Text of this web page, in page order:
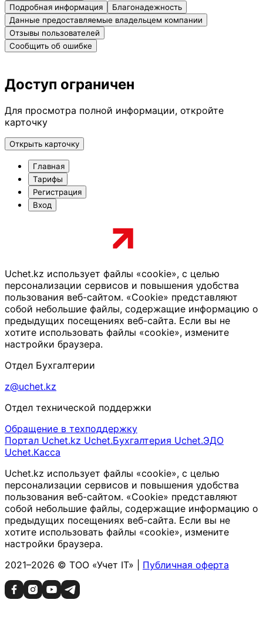
Подробная информация
Благонадежность
Данные предоставляемые владельцем компании
Отзывы пользователей
Сообщить об ошибке
Доступ ограничен
Для просмотра полной информации, откройте
карточку
Открыть карточку
Главная
Тарифы
Регистрация
Вход
Uchet.kz использует файлы «cookie», с целью
персонализации сервисов и повышения удобства
пользования веб-сайтом. «Cookie» представляют
собой небольшие файлы, содержащие информацию о
предыдущих посещениях веб-сайта. Если вы не
хотите использовать файлы «cookie», измените
настройки браузера.
Отдел Бухгалтерии
z@uchet.kz
Отдел технической поддержки
Обращение в техподдержку
Портал Uchet.kz Uchet.Бухгалтерия Uchet.ЭДО
Uchet.Касса
Uchet.kz использует файлы «cookie», с целью
персонализации сервисов и повышения удобства
пользования веб-сайтом. «Cookie» представляют
собой небольшие файлы, содержащие информацию о
предыдущих посещениях веб-сайта. Если вы не
хотите использовать файлы «cookie», измените
настройки браузера.
2021–2026 © ТОО «Учет IT» | Публичная оферта